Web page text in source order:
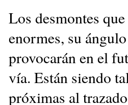
Los desmontes
enormes, su
provocarán en el
vía. Están siendo
próximas al